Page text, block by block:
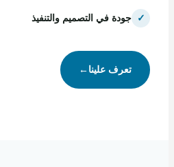
جودة في التصميم والتنفيذ
تعرف علينا←